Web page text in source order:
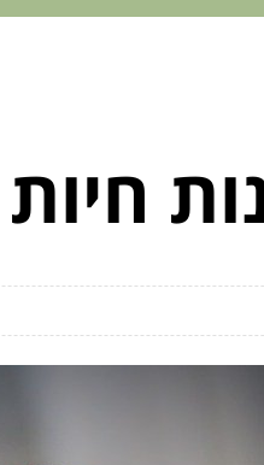
חיות